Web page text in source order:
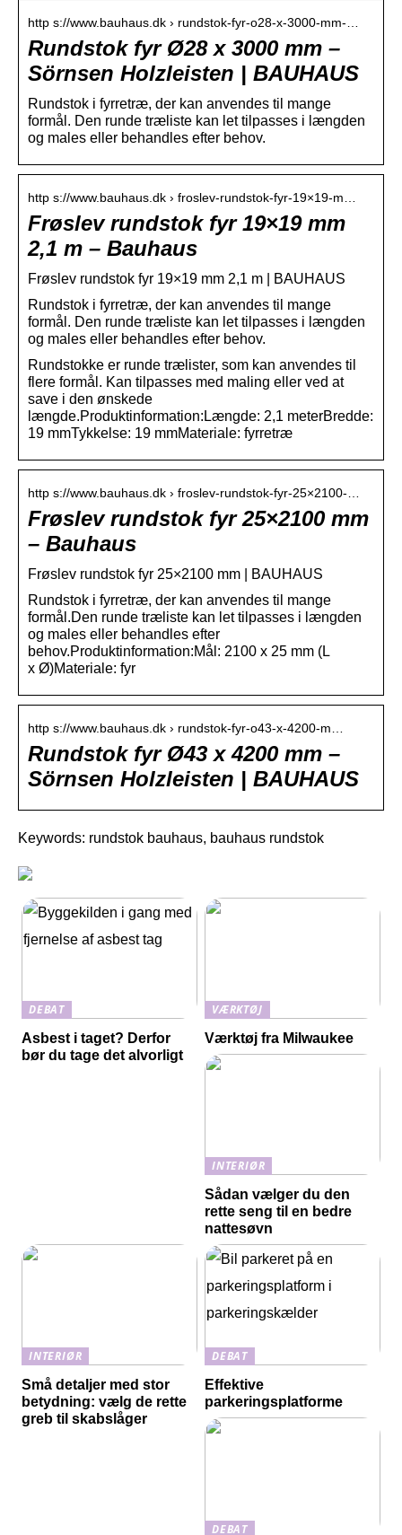
http s://www.bauhaus.dk › rundstok-fyr-o28-x-3000-mm-…
Rundstok fyr Ø28 x 3000 mm –
Sörnsen Holzleisten | BAUHAUS
Rundstok i fyrretræ, der kan anvendes til mange
formål. Den runde træliste kan let tilpasses i længden
og males eller behandles efter behov.
http s://www.bauhaus.dk › froslev-rundstok-fyr-19×19-m…
Frøslev rundstok fyr 19×19 mm
2,1 m – Bauhaus
Frøslev rundstok fyr 19×19 mm 2,1 m | BAUHAUS
Rundstok i fyrretræ, der kan anvendes til mange
formål. Den runde træliste kan let tilpasses i længden
og males eller behandles efter behov.
Rundstokke er runde trælister, som kan anvendes til
flere formål. Kan tilpasses med maling eller ved at
save i den ønskede
længde.Produktinformation:Længde: 2,1 meterBredde:
19 mmTykkelse: 19 mmMateriale: fyrretræ
http s://www.bauhaus.dk › froslev-rundstok-fyr-25×2100-…
Frøslev rundstok fyr 25×2100 mm
– Bauhaus
Frøslev rundstok fyr 25×2100 mm | BAUHAUS
Rundstok i fyrretræ, der kan anvendes til mange
formål.Den runde træliste kan let tilpasses i længden
og males eller behandles efter
behov.Produktinformation:Mål: 2100 x 25 mm (L
x Ø)Materiale: fyr
http s://www.bauhaus.dk › rundstok-fyr-o43-x-4200-m…
Rundstok fyr Ø43 x 4200 mm –
Sörnsen Holzleisten | BAUHAUS
Keywords: rundstok bauhaus, bauhaus rundstok
DEBAT
Asbest i taget? Derfor
bør du tage det alvorligt
VÆRKTØJ
Værktøj fra Milwaukee
INTERIØR
Sådan vælger du den
rette seng til en bedre
nattesøvn
INTERIØR
Små detaljer med stor
betydning: vælg de rette
greb til skabslåger
DEBAT
Effektive
parkeringsplatforme
DEBAT